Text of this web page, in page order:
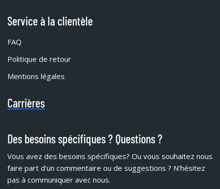
Service à la clientèle
FAQ
Politique de retour
Mentions légales
Carrières
Des besoins spécifiques ? Questions ?
Vous avez des besoins spécifiques? Ou vous souhaitez nous
faire part d'un commentaire ou de suggestions ? N'hésitez
pas à communiquer avec nous.